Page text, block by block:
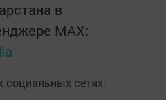
в
MАХ:
социальных сетях: